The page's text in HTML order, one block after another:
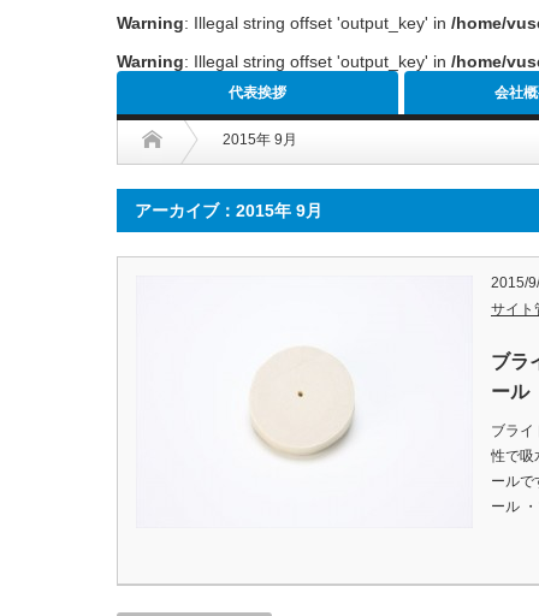
Warning: Illegal string offset 'output_key' in /home/
Warning: Illegal string offset 'output_key' in /home/
代表挨拶 会社
2015年 9月
アーカイブ：2015年 9月
2015/
サイト
ブラ
ール
ブライ
性で吸
ールで
ール